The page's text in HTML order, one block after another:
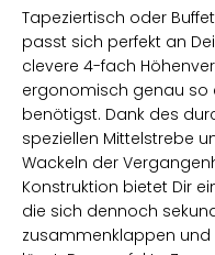
Tapeziertisch oder
passt sich perfekt an
clevere 4-fach
ergonomisch genau so
benötigst. Dank des
speziellen Mittelstrebe
Wackeln der
Konstruktion bietet Dir
die sich dennoch
zusammenklappen